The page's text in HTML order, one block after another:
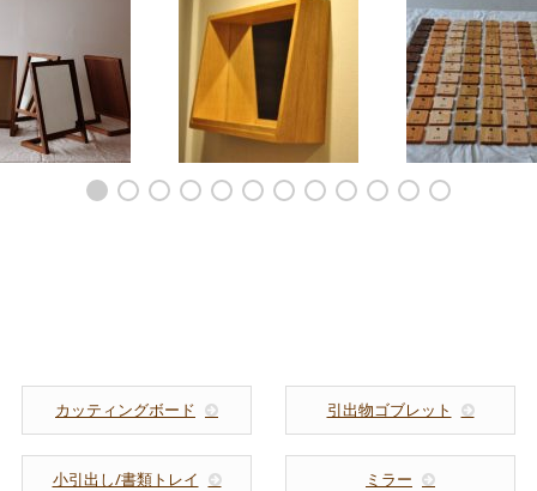
ハコミラーのナナメカッ
ウォールナット チ
スタンド手鏡
カッティングボード 引出物ゴブレット
小引出し/書類トレイ ミラー